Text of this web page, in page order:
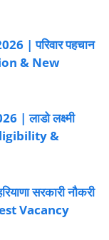
| परिवार पहचान
& New
लाडो लक्ष्मी
&
सरकारी नौकरी
Vacancy